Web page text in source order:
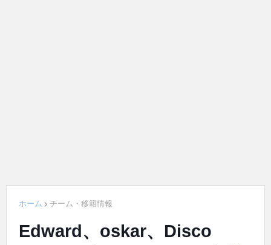
ホーム チーム・移籍情報
Edward、oskar、Disco